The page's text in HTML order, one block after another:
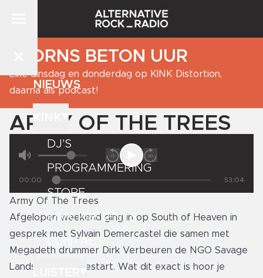
NIEUWS
DJ'S
PROGRAMMERING
STORE
KINK PRESENTS
CONTACT
BJORNS BETON UUR
Elke dinsdag en donderdag op KINK Distortion,
daarna als podcast!
ARMY OF THE TREES
00:00 53:04
Army Of The Trees
Afgelopen weekend ging in op South of Heaven in
gesprek met Sylvain Demercastel die samen met
Megadeth drummer Dirk Verbeuren de NGO Savage
Lands heeft opgestart. Wat dit exact is hoor je